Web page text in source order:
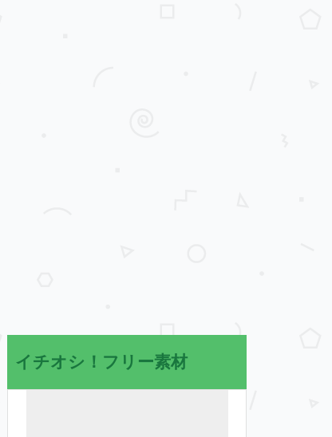
イチオシ！フリー素材